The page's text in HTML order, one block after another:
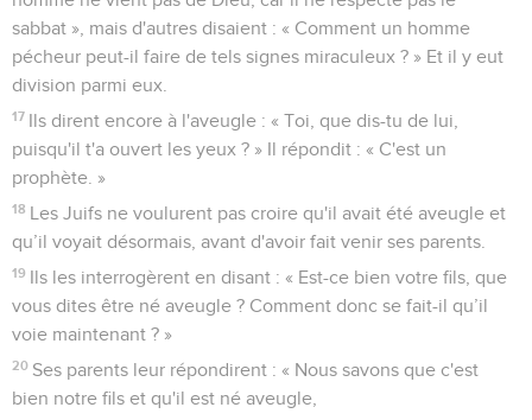
sabbat », mais d'autres disaient : « Comment un homme
pécheur peut-il faire de tels signes miraculeux ? » Et il y eut
division parmi eux.
17 Ils dirent encore à l'aveugle : « Toi, que dis-tu de lui,
puisqu'il t'a ouvert les yeux ? » Il répondit : « C'est un
prophète. »
18 Les Juifs ne voulurent pas croire qu'il avait été aveugle et
qu’il voyait désormais, avant d'avoir fait venir ses parents.
19 Ils les interrogèrent en disant : « Est-ce bien votre fils, que
vous dites être né aveugle ? Comment donc se fait-il qu’il
voie maintenant ? »
20 Ses parents leur répondirent : « Nous savons que c'est
bien notre fils et qu'il est né aveugle,